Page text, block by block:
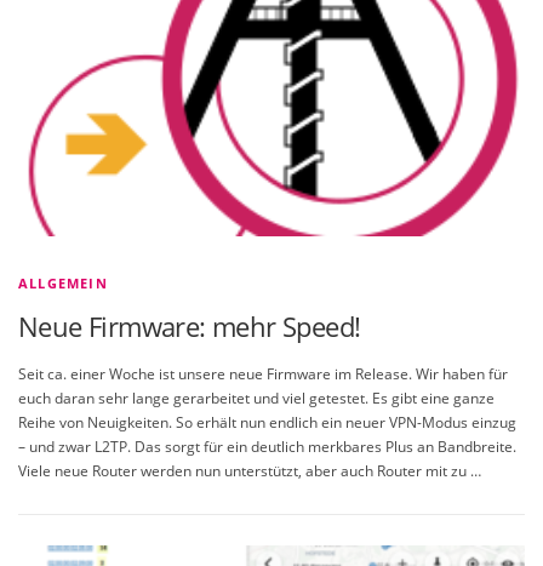
ALLGEMEIN
Neue Firmware: mehr Speed!
Seit ca. einer Woche ist unsere neue Firmware im Release. Wir haben für
euch daran sehr lange gerarbeitet und viel getestet. Es gibt eine ganze
Reihe von Neuigkeiten. So erhält nun endlich ein neuer VPN-Modus einzug
– und zwar L2TP. Das sorgt für ein deutlich merkbares Plus an Bandbreite.
Viele neue Router werden nun unterstützt, aber auch Router mit zu …